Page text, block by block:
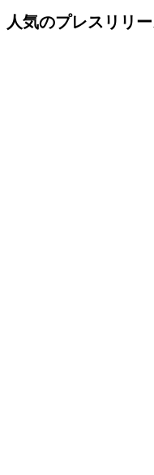
人気のプレスリリ